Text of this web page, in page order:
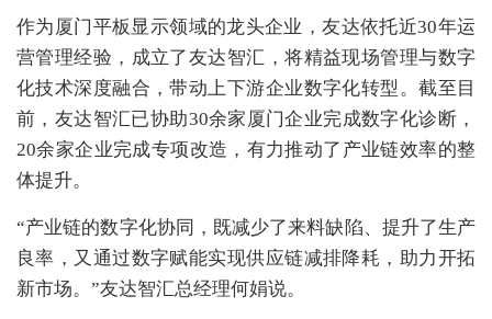
作为厦门平板显示领域的龙头企业，友达依托近30年运
营管理经验，成立了友达智汇，将精益现场管理与数字
化技术深度融合，带动上下游企业数字化转型。截至目
前，友达智汇已协助30余家厦门企业完成数字化诊断，
20余家企业完成专项改造，有力推动了产业链效率的整
体提升。
“产业链的数字化协同，既减少了来料缺陷、提升了生产
良率，又通过数字赋能实现供应链减排降耗，助力开拓
新市场。”友达智汇总经理何娟说。